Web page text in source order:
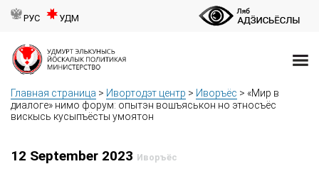
РУС УДМ
Главная страница > Ивортодэт центр > Иворъёс > «Мир в
диалоге» нимо форум: опытэн вошъяськон но этносъёс
вискысь кусыпъёсты умоятон
12 September 2023 Иворъёс